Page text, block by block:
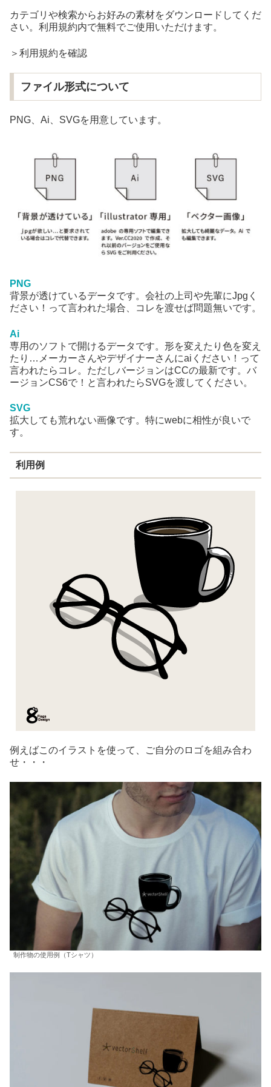
カテゴリや検索からお好みの素材をダウンロードしてくだ
さい。利用規約内で無料でご使用いただけます。
＞利用規約を確認
ファイル形式について
PNG、Ai、SVGを用意しています。
PNG
背景が透けているデータです。会社の上司や先輩にJpgく
ださい！って言われた場合、コレを渡せば問題無いです。
Ai
専用のソフトで開けるデータです。形を変えたり色を変え
たり…メーカーさんやデザイナーさんにaiください！って
言われたらコレ。ただしバージョンはCCの最新です。バ
ージョンCS6で！と言われたらSVGを渡してください。
SVG
拡大しても荒れない画像です。特にwebに相性が良いで
す。
利用例
例えばこのイラストを使って、ご自分のロゴを組み合わ
せ・・・
制作物の使用例（Tシャツ）